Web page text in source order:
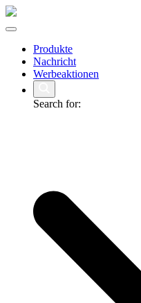
Produkte
Nachricht
Werbeaktionen
Search for: